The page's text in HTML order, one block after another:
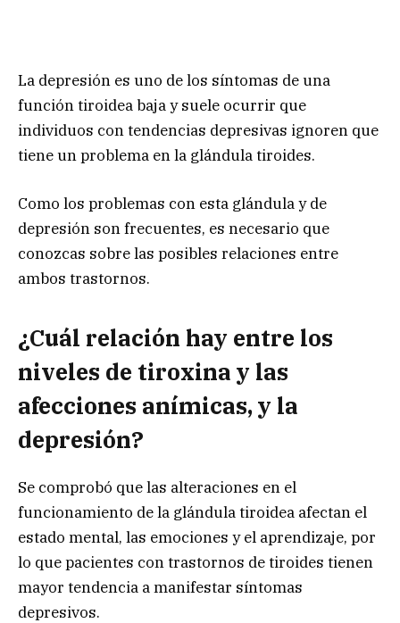
La depresión es uno de los síntomas de una
función tiroidea baja y suele ocurrir que
individuos con tendencias depresivas ignoren que
tiene un problema en la glándula tiroides.
Como los problemas con esta glándula y de
depresión son frecuentes, es necesario que
conozcas sobre las posibles relaciones entre
ambos trastornos.
¿Cuál relación hay entre los
niveles de tiroxina y las
afecciones anímicas, y la
depresión?
Se comprobó que las alteraciones en el
funcionamiento de la glándula tiroidea afectan el
estado mental, las emociones y el aprendizaje, por
lo que pacientes con trastornos de tiroides tienen
mayor tendencia a manifestar síntomas
depresivos.